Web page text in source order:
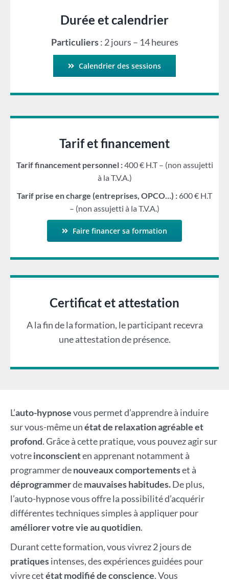
Durée et calendrier
Particuliers: 2 jours – 14 heures
Calendrier des sessions
Tarif et financement
Tarif financement personnel :400 € H.T – (non assujetti
à la T.V.A.)
Tarif prise en charge (entreprises, OPCO…) : 600 € H.T
– (non assujetti à la T.V.A.)
Faire financer sa formation
Certificat et attestation
A la fin de la formation, le participant recevra
une attestation de présence.
L’auto-hypnosevous permet d’apprendre à induire
sur vous-même unétat de relaxation agréable et
profond. Grâce à cette pratique, vous pouvez agir sur
votreinconscienten apprenant notamment à
programmer denouveaux comportementset à
déprogrammerdemauvaises habitudes.De plus,
l’auto-hypnose vous offre la possibilité d’acquérir
différentes techniques simples à appliquer pour
améliorer votre vie au quotidien.
Durant cette formation, vous vivrez 2 jours de
pratiquesintenses, des expériences guidées pour
vivre cetétat modifié de conscience. Vous